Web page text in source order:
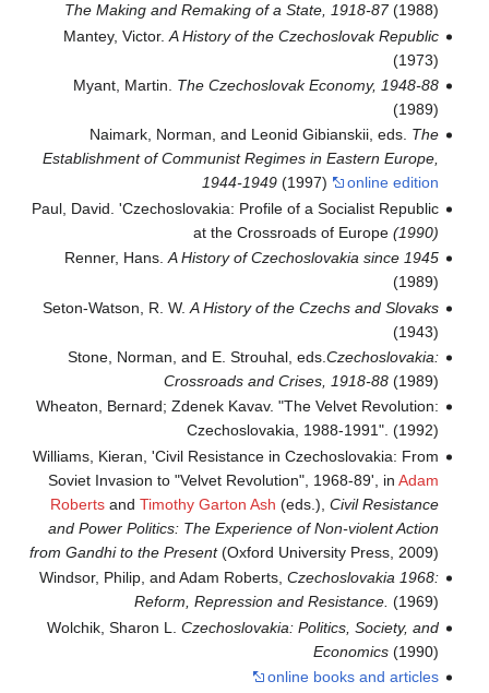
The Making and Remaking of a State, 1918-87(1988)
Mantey, Victor. A History of the Czechoslovak Republic
(1973)
Myant, Martin. The Czechoslovak Economy, 1948-88
(1989)
Naimark, Norman, and Leonid Gibianskii, eds. The
Establishment of Communist Regimes in Eastern Europe,
1944-1949(1997)
online edition
Paul, David. 'Czechoslovakia: Profile of a Socialist Republic
at the Crossroads of Europe(1990)
Renner, Hans. A History of Czechoslovakia since 1945
(1989)
Seton-Watson, R. W. A History of the Czechs and Slovaks
(1943)
Stone, Norman, and E. Strouhal, eds. Czechoslovakia:
Crossroads and Crises, 1918-88(1989)
Wheaton, Bernard; Zdenek Kavav. "The Velvet Revolution:
Czechoslovakia, 1988-1991". (1992)
Williams, Kieran, 'Civil Resistance in Czechoslovakia: From
Soviet Invasion to "Velvet Revolution", 1968-89', in Adam
Robertsand Timothy Garton Ash (eds.), Civil Resistance
and Power Politics: The Experience of Non-violent Action
from Gandhi to the Present(Oxford University Press, 2009)
Windsor, Philip, and Adam Roberts, Czechoslovakia 1968:
Reform, Repression and Resistance. (1969)
Wolchik, Sharon L. Czechoslovakia: Politics, Society, and
Economics(1990)
online books and articles